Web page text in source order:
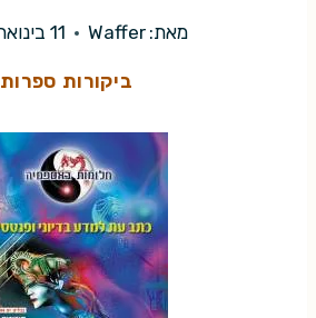
מאת: Waffer 11 בינואר 2003
ביקורות ספרות